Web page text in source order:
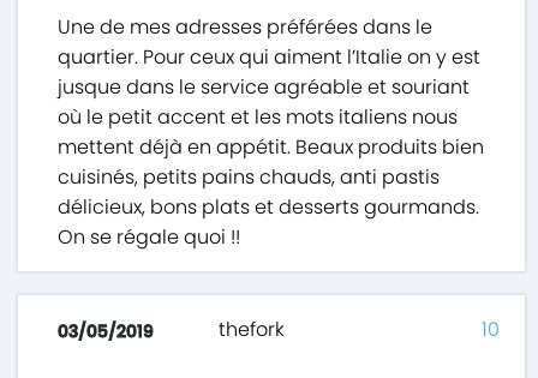
Une de mes adresses préférées dans le
quartier. Pour ceux qui aiment l’Italie on y est
jusque dans le service agréable et souriant
où le petit accent et les mots italiens nous
mettent déjà en appétit. Beaux produits bien
cuisinés, petits pains chauds, anti pastis
délicieux, bons plats et desserts gourmands.
On se régale quoi !!
03/05/2019 thefork 10